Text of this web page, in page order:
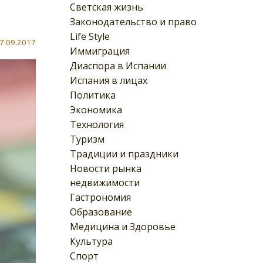
Светская жизнь
Законодательство и право
Life Style
Иммиграция
Диаспора в Испании
Испания в лицах
Политика
Экономика
Технология
Туризм
Традиции и праздники
Новости рынка
недвижимости
Гастрономия
Образование
Медицина и Здоровье
Культура
Спорт